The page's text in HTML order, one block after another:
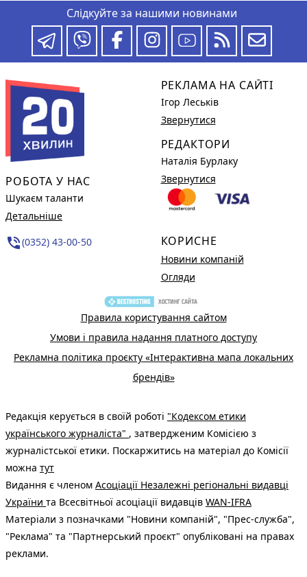
Слідкуйте за нашими новинами
РОБОТА У НАС
Шукаєм таланти
Детальніше
phone_in_talk(0352) 43-00-50
РЕКЛАМА НА САЙТІ
Ігор Леськів
Звернутися
РЕДАКТОРИ
Наталія Бурлаку
Звернутися
КОРИСНЕ
Новини компаній
Огляди
Правила користування сайтом
Умови і правила надання платного доступу
Рекламна політика проєкту «Інтерактивна мапа локальних
брендів»
Редакція керується в своїй роботі "Кодексом етики
українського журналіста" , затвердженим Комісією з
журналістської етики. Поскаржитись на матеріал до Комісії
можна тут
Видання є членом Асоціації Незалежні регіональні видавці
України та Всесвітньої асоціації видавців WAN-IFRA
Матеріали з позначками "Новини компаній", "Прес-служба",
"Реклама" та "Партнерський проєкт" опубліковані на правах
реклами.